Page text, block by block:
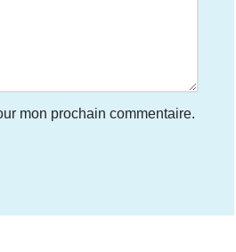
mon prochain commentaire.